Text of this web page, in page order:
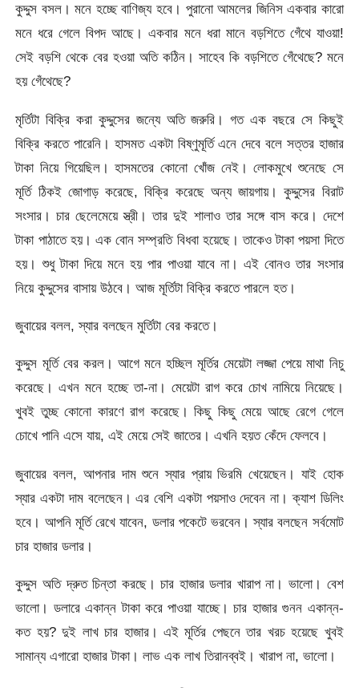
কুদ্দুস বসল। মনে হচ্ছে বাণিজ্য হবে। পুরানো আমলের জিনিস একবার কারো
মনে ধরে গেলে বিপদ আছে। একবার মনে ধরা মানে বড়শিতে গেঁথে যাওয়া!
সেই বড়শি থেকে বের হওয়া অতি কঠিন। সাহেব কি বড়শিতে গেঁথেছে? মনে
হয় গেঁথেছে?
মৃর্তিটা বিক্রি করা কুদ্দুসের জন্যে অতি জরুরি। গত এক বছরে সে কিছুই
বিক্রি করতে পারেনি। হাসমত একটা বিষ্ণুমূর্তি এনে দেবে বলে সত্তর হাজার
টাকা নিয়ে গিয়েছিল। হাসমতের কোনো খোঁজ নেই। লোকমুখে শুনেছে সে
মূর্তি ঠিকই জোগাড় করেছে, বিক্রি করেছে অন্য জায়গায়। কুদ্দুসের বিরাট
সংসার। চার ছেলেমেয়ে স্ত্রী। তার দুই শালাও তার সঙ্গে বাস করে। দেশে
টাকা পাঠাতে হয়। এক বোন সম্প্রতি বিধবা হয়েছে। তাকেও টাকা পয়সা দিতে
হয়। শুধু টাকা দিয়ে মনে হয় পার পাওয়া যাবে না। এই বোনও তার সংসার
নিয়ে কুদ্দুসের বাসায় উঠবে। আজ মূর্তিটা বিক্রি করতে পারলে হত।
জুবায়ের বলল, স্যার বলছেন মুর্তিটা বের করতে।
কুদ্দুস মূর্তি বের করল। আগে মনে হচ্ছিল মূর্তির মেয়েটা লজ্জা পেয়ে মাথা নিচু
করেছে। এখন মনে হচ্ছে তা-না। মেয়েটা রাগ করে চোখ নামিয়ে নিয়েছে।
খুবই তুচ্ছ কোনো কারণে রাগ করেছে। কিছু কিছু মেয়ে আছে রেগে গেলে
চোখে পানি এসে যায়, এই মেয়ে সেই জাতের। এখনি হয়ত কেঁদে ফেলবে।
জুবায়ের বলল, আপনার দাম শুনে স্যার প্রায় ভিরমি খেয়েছেন। যাই হোক
স্যার একটা দাম বলেছেন। এর বেশি একটা পয়সাও দেবেন না। ক্যাশ ডিলিং
হবে। আপনি মূর্তি রেখে যাবেন, ডলার পকেটে ভরবেন। স্যার বলছেন সর্বমোট
চার হাজার ডলার।
কুদ্দুস অতি দ্রুত চিন্তা করছে। চার হাজার ডলার খারাপ না। ভালো। বেশ
ভালো। ডলারে একান্ন টাকা করে পাওয়া যাচ্ছে। চার হাজার গুনন একান্ন-
কত হয়? দুই লাখ চার হাজার। এই মূর্তির পেছনে তার খরচ হয়েছে খুবই
সামান্য এগারো হাজার টাকা। লাভ এক লাখ তিরানব্বই। খারাপ না, ভালো।